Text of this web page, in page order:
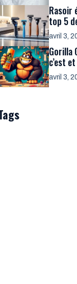
Rasoir
top 5
avril 3,
Gorilla
c’est
avril 3,